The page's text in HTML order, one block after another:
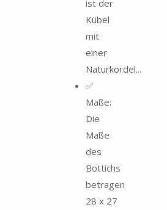
ist der
Kübel
mit
einer
Naturkordel...
✅
Maße:
Die
Maße
des
Bottichs
betragen
28 x 27